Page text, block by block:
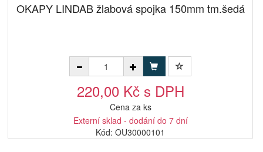
OKAPY LINDAB žlabová spojka 150mm tm.šedá
220,00 Kč s DPH
Cena za ks
Externí sklad - dodání do 7 dní
Kód: OU30000101